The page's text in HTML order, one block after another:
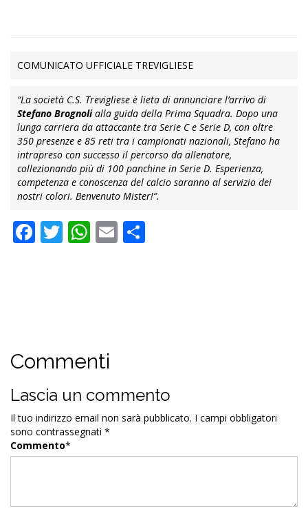
COMUNICATO UFFICIALE TREVIGLIESE
“La società C.S. Trevigliese è lieta di annunciare l’arrivo di
Stefano Brognolialla guida della Prima Squadra. Dopo una
lunga carriera da attaccante tra Serie C e Serie D, con oltre
350 presenze e 85 reti tra i campionati nazionali, Stefano ha
intrapreso con successo il percorso da allenatore,
collezionando più di 100 panchine in Serie D. Esperienza,
competenza e conoscenza del calcio saranno al servizio dei
nostri colori. Benvenuto Mister!”.
Facebook
Twitter
WhatsApp
Email
Commenti
Lascia un commento
Il tuo indirizzo email non sarà pubblicato. I campi obbligatori
sono contrassegnati *
Commento*